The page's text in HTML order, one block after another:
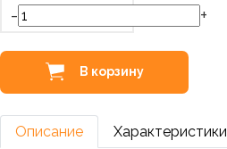
- +
В корзину
Описание Характеристики